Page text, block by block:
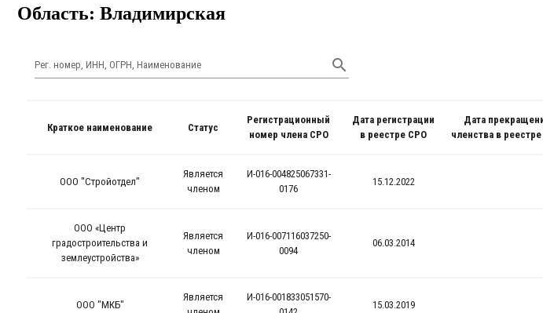
Область: Владимирская